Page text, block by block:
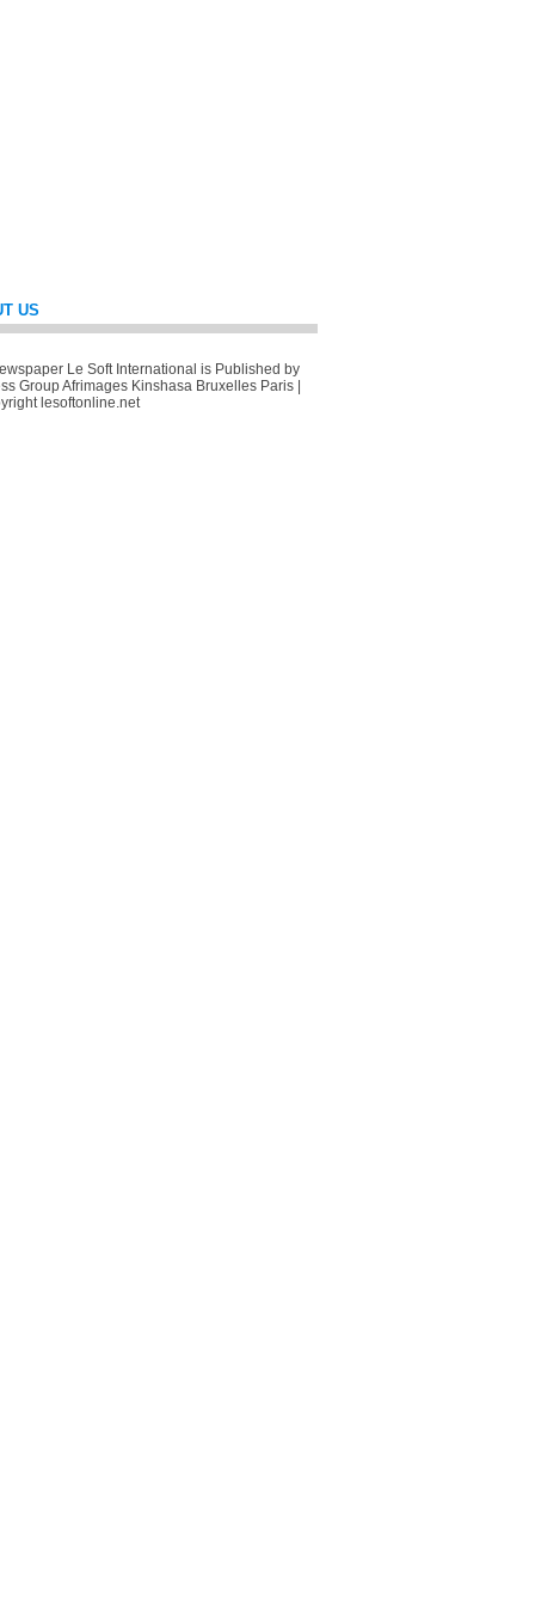
US
Le Soft International is Published by
Group Afrimages Kinshasa Bruxelles Paris |
lesoftonline.net